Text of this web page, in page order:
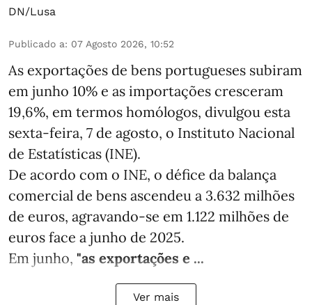
DN/Lusa
Publicado a: 07 Agosto 2026, 10:52
As exportações de bens portugueses subiram
em junho 10% e as importações cresceram
19,6%, em termos homólogos, divulgou esta
sexta-feira, 7 de agosto, o Instituto Nacional
de Estatísticas (INE).
De acordo com o INE, o défice da balança
comercial de bens ascendeu a 3.632 milhões
de euros, agravando-se em 1.122 milhões de
euros face a junho de 2025.
Em junho, "as exportações e ...
Ver mais